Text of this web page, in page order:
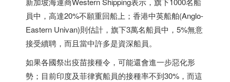
員中，高達20%不願重回船上； 香港中英船舶(Anglo-
Eastern Univan)則估計，旗下3萬名船員中，5%無意
接受續聘，而且當中許多是資深船員。
如果各國祭出疫苗接種令，可能還會進一步惡化形
勢；目前印度及菲律賓船員的接種率不到30%，而這